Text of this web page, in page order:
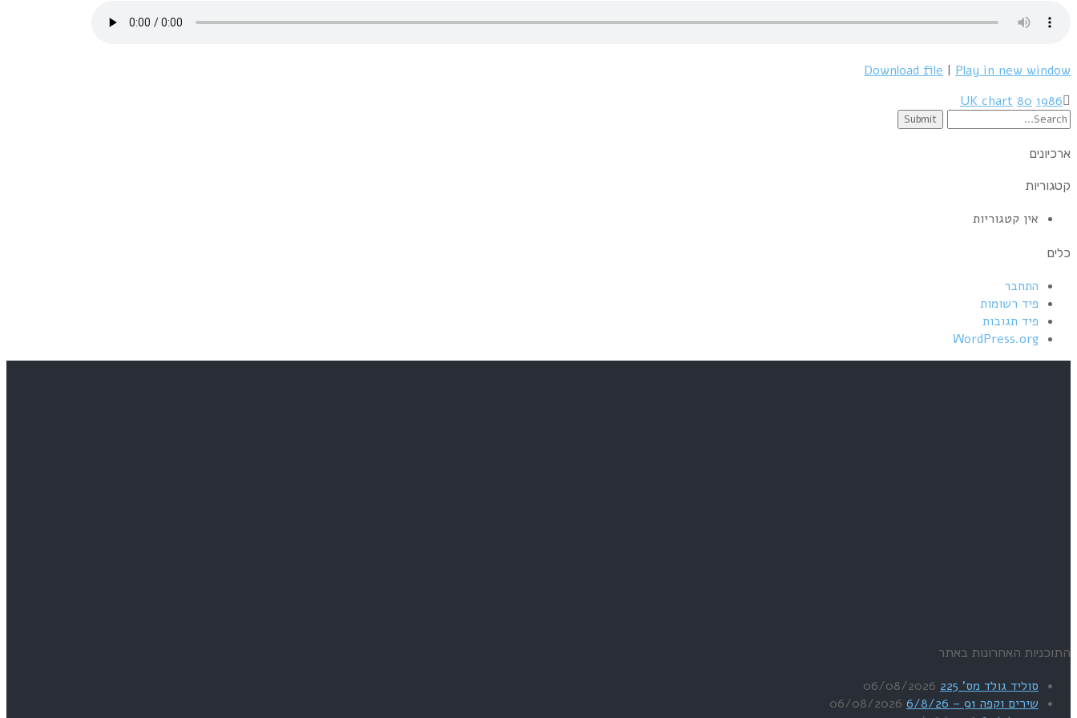
ראשון
Download file | Play in new window
1986
80
UK chart
Search
for:
ארכיונים
קטגוריות
אין קטגוריות
כלים
התחבר
פיד רשומות
פיד תגובות
WordPress.org
התוכניות האחרונות באתר
סוליד גולד מס' 225
06/08/2026
שירים וקפה 91 – 6/8/26
06/08/2026